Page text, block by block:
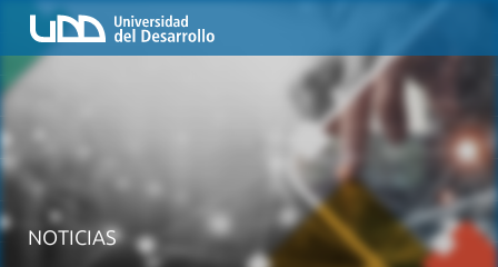
NOTICIAS
Inicio
QUIÉNES SOMOS
MESA AYUDA CANVAS